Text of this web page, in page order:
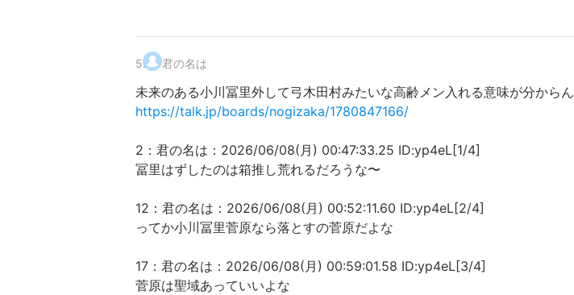
5. 君の名は
未来のある小川冨里外して弓木田村みたいな高齢メン入れる意味が分からん
https://talk.jp/boards/nogizaka/1780847166/
2：君の名は：2026/06/08(月) 00:47:33.25 ID:yp4eL[1/4]
冨里はずしたのは箱推し荒れるだろうな〜
12：君の名は：2026/06/08(月) 00:52:11.60 ID:yp4eL[2/4]
ってか小川冨里菅原なら落とすの菅原だよな
17：君の名は：2026/06/08(月) 00:59:01.58 ID:yp4eL[3/4]
菅原は聖域あっていいよな